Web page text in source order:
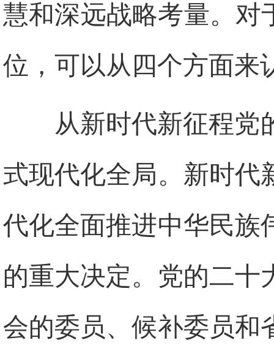
慧和深远战略考量。对
位，可以从四个方面来
从新时代新征程党
式现代化全局。新时代
代化全面推进中华民族
的重大决定。党的二十
会的委员、候补委员和